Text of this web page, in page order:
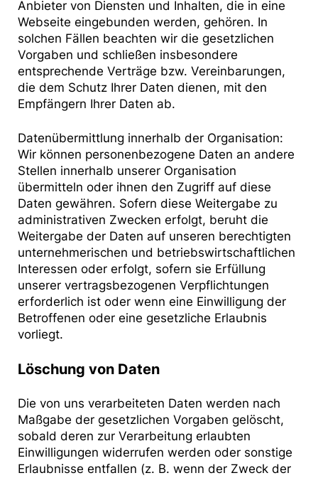
Anbieter von Diensten und Inhalten, die in eine
Webseite eingebunden werden, gehören. In
solchen Fällen beachten wir die gesetzlichen
Vorgaben und schließen insbesondere
entsprechende Verträge bzw. Vereinbarungen,
die dem Schutz Ihrer Daten dienen, mit den
Empfängern Ihrer Daten ab.
Datenübermittlung innerhalb der Organisation:
Wir können personenbezogene Daten an andere
Stellen innerhalb unserer Organisation
übermitteln oder ihnen den Zugriff auf diese
Daten gewähren. Sofern diese Weitergabe zu
administrativen Zwecken erfolgt, beruht die
Weitergabe der Daten auf unseren berechtigten
unternehmerischen und betriebswirtschaftlichen
Interessen oder erfolgt, sofern sie Erfüllung
unserer vertragsbezogenen Verpflichtungen
erforderlich ist oder wenn eine Einwilligung der
Betroffenen oder eine gesetzliche Erlaubnis
vorliegt.
Löschung von Daten
Die von uns verarbeiteten Daten werden nach
Maßgabe der gesetzlichen Vorgaben gelöscht,
sobald deren zur Verarbeitung erlaubten
Einwilligungen widerrufen werden oder sonstige
Erlaubnisse entfallen (z. B. wenn der Zweck der